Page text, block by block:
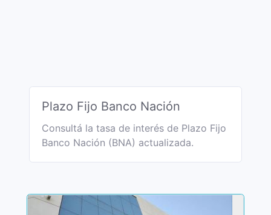
Plazo Fijo Banco Nación
Consultá la tasa de interés de Plazo Fijo
Banco Nación (BNA) actualizada.